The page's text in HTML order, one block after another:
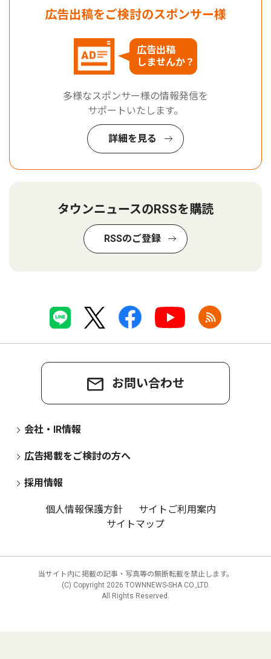
広告出稿をご検討のスポンサー様
広告出稿
しませんか？
多様なスポンサー様の情報発信を
サポートいたします。
詳細を見る
タウンニュースのRSSを購読
RSSのご登録
お問い合わせ
会社・IR情報
広告掲載をご検討の方へ
採用情報
個人情報保護方針
サイトご利用案内
サイトマップ
当サイト内に掲載の記事・写真等の無断転載を禁止します。
(C) Copyright 2026 TOWNNEWS-SHA CO.,LTD.
All Rights Reserved.